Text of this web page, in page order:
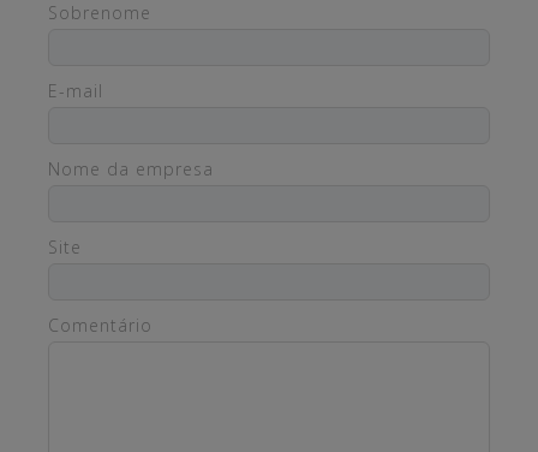
Sobrenome
E-mail
Nome da empresa
Site
Comentário